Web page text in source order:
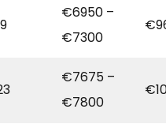
€6950 –
€7300
€7675 –
€7800